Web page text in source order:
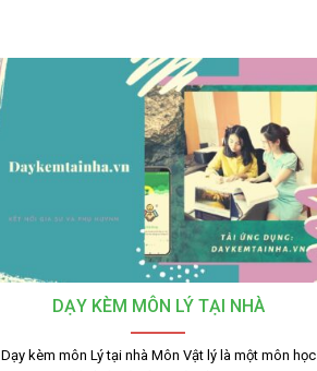
DẠY KÈM MÔN LÝ TẠI NHÀ
Dạy kèm môn Lý tại nhà Môn Vật lý là một môn học